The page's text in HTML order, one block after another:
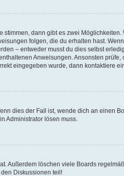
dann gibt es zwei Möglichkeiten.
folgen, die du erhalten hast.
– entweder musst du dies selbst
Anweisungen. Ansonsten
eingegeben wurde, dann kontaktiere
dies der Fall ist, wende dich an einen
Administrator lösen muss.
Außerdem löschen viele Boards
Diskussionen teil!